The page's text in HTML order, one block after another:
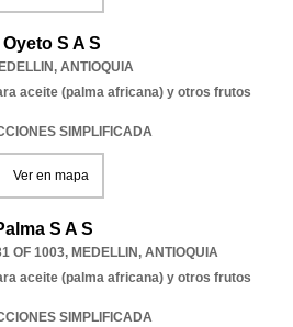
S A S
, ANTIOQUIA
aceite (palma africana) y otros frutos
SIMPLIFICADA
Ver en mapa
S A S
OF 1003, MEDELLIN, ANTIOQUIA
aceite (palma africana) y otros frutos
SIMPLIFICADA